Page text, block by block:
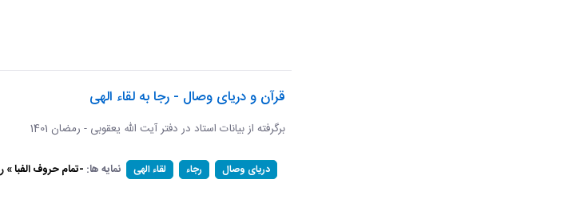
قرآن و دریای وصال - رجا به لقاء الهی
برگرفته از بیانات استاد در دفتر آیت الله یعقوبی - رمضان 1401
دریای وصال رجاء لقاء الهی نمایه ها: -تمام حروف الفبا » ر